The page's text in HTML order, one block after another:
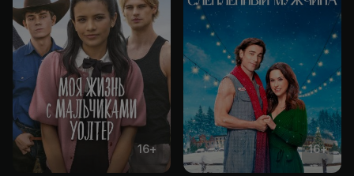
16+ 16+